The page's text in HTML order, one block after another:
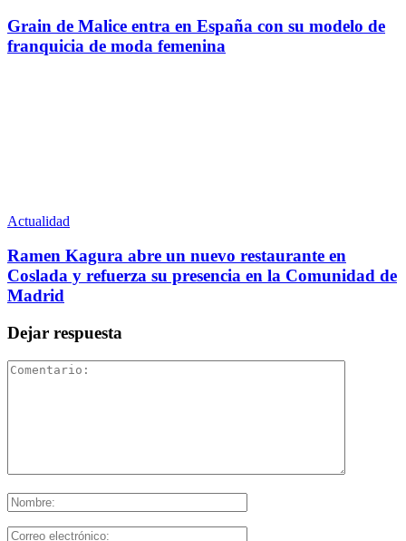
Grain de Malice entra en España con su modelo de
franquicia de moda femenina
Actualidad
Ramen Kagura abre un nuevo restaurante en
Coslada y refuerza su presencia en la Comunidad de
Madrid
Dejar respuesta